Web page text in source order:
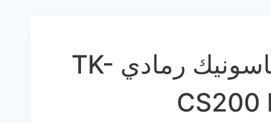
فلتر مياه باناسونيك رمادي TK-
CS200